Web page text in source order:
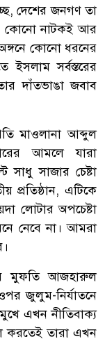
দেশের জনগণ তা
কোনো নাটকই আর
অঙ্গনে কোনো ধরনের
ইসলাম সর্বস্তরের
দাঁতভাঙা জবাব
মাওলানা আব্দুল
আমলে যারা
সাজার চেষ্টা
প্রতিষ্ঠান, এটিকে
লোটার অপচেষ্টা
নেবে না। আমরা
মুফতি আজহারুল
জুলুম-নির্যাতনে
এখন নীতিবাক্য
করতেই তারা এখন